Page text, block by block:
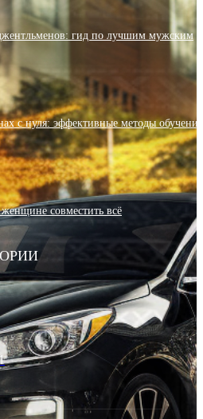
гид по лучшим мужским
с нуля: эффективные методы
совместить всё